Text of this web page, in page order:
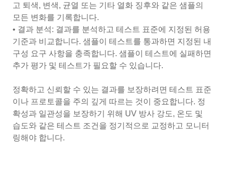
고 퇴색, 변색, 균열 또는 기타 열화 징후와 같은 샘플의
모든 변화를 기록합니다.
• 결과 분석: 결과를 분석하고 테스트 표준에 지정된 허용
기준과 비교합니다. 샘플이 테스트를 통과하면 지정된 내
구성 요구 사항을 충족합니다. 샘플이 테스트에 실패하면
추가 평가 및 테스트가 필요할 수 있습니다.
정확하고 신뢰할 수 있는 결과를 보장하려면 테스트 표준
이나 프로토콜을 주의 깊게 따르는 것이 중요합니다. 정
확성과 일관성을 보장하기 위해 UV 방사 강도, 온도 및
습도와 같은 테스트 조건을 정기적으로 교정하고 모니터
링해야 합니다.